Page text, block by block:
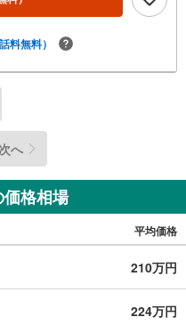
料無料）
次へ
格相場
平均価格
210万円
224万円